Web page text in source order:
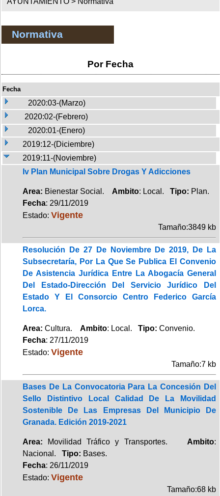
Normativa
Por Fecha
Fecha
2020:03-(Marzo)
2020:02-(Febrero)
2020:01-(Enero)
2019:12-(Diciembre)
2019:11-(Noviembre)
Iv Plan Municipal Sobre Drogas Y Adicciones
Area: Bienestar Social. Ambito: Local. Tipo: Plan.
Fecha: 29/11/2019
Estado: Vigente
Tamaño:3849 kb
Resolución De 27 De Noviembre De 2019, De La
Subsecretaría, Por La Que Se Publica El Convenio
De Asistencia Jurídica Entre La Abogacía General
Del Estado-Dirección Del Servicio Jurídico Del
Estado Y El Consorcio Centro Federico García
Lorca.
Area: Cultura. Ambito: Local. Tipo: Convenio.
Fecha: 27/11/2019
Estado: Vigente
Tamaño:7 kb
Bases De La Convocatoria Para La Concesión Del
Sello Distintivo Local Calidad De La Movilidad
Sostenible De Las Empresas Del Municipio De
Granada. Edición 2019-2021
Area: Movilidad Tráfico y Transportes. Ambito:
Nacional. Tipo: Bases.
Fecha: 26/11/2019
Estado: Vigente
Tamaño:68 kb